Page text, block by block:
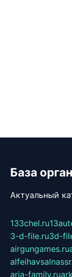
База
Актуальный
133chel.ru
3-d-file.ru3d-
airgungames.ru
aria-family.ru